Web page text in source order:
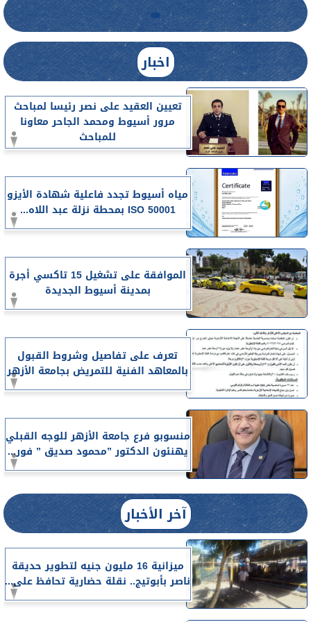
اخبار
تعيين العقيد على نصر رئيسا لمباحث
مرور أسيوط ومحمد الجاحر معاونا
للمباحث
مياه أسيوط تجدد فاعلية شهادة الأيزو
ISO 50001 بمحطة نزلة عبد اللاه...
الموافقة على تشغيل 15 تاكسي أجرة
بمدينة أسيوط الجديدة
تعرف على تفاصيل وشروط القبول
بالمعاهد الفنية للتمريض بجامعة الأزهر
منسوبو فرع جامعة الأزهر للوجه القبلي
يهنئون الدكتور ”محمود صديق ” فور...
آخر الأخبار
ميزانية 16 مليون جنيه لتطوير حديقة
ناصر بأبوتيج.. نقلة حضارية تحافظ على...